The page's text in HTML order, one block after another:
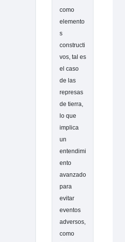
como
elemento
s
constructi
vos, tal es
el caso
de las
represas
de tierra,
lo que
implica
un
entendimi
ento
avanzado
para
evitar
eventos
adversos,
como